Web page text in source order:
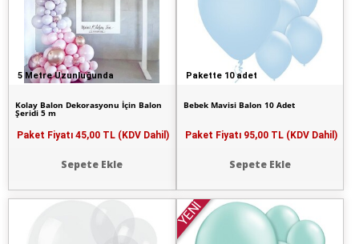
5 Metre Uzunluğunda
Kolay Balon Dekorasyonu İçin Balon
Şeridi 5 m
Paket Fiyatı 45,00 TL (KDV Dahil)
Sepete Ekle
Pakette 10 adet
Bebek Mavisi Balon 10 Adet
Paket Fiyatı 95,00 TL (KDV Dahil)
Sepete Ekle
YENİ